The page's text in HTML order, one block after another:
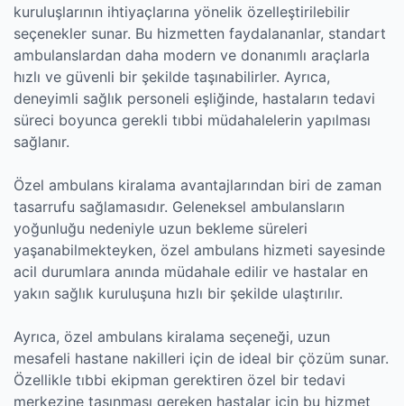
kuruluşlarının ihtiyaçlarına yönelik özelleştirilebilir
seçenekler sunar. Bu hizmetten faydalananlar, standart
ambulanslardan daha modern ve donanımlı araçlarla
hızlı ve güvenli bir şekilde taşınabilirler. Ayrıca,
deneyimli sağlık personeli eşliğinde, hastaların tedavi
süreci boyunca gerekli tıbbi müdahalelerin yapılması
sağlanır.
Özel ambulans kiralama avantajlarından biri de zaman
tasarrufu sağlamasıdır. Geleneksel ambulansların
yoğunluğu nedeniyle uzun bekleme süreleri
yaşanabilmekteyken, özel ambulans hizmeti sayesinde
acil durumlara anında müdahale edilir ve hastalar en
yakın sağlık kuruluşuna hızlı bir şekilde ulaştırılır.
Ayrıca, özel ambulans kiralama seçeneği, uzun
mesafeli hastane nakilleri için de ideal bir çözüm sunar.
Özellikle tıbbi ekipman gerektiren özel bir tedavi
merkezine taşınması gereken hastalar için bu hizmet